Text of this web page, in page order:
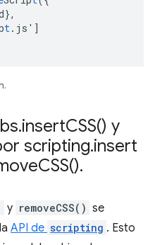
},
t.js' ]
.insertCSS() y
scripting.insert
CSS().
y removeCSS() se
API de scripting . Esto